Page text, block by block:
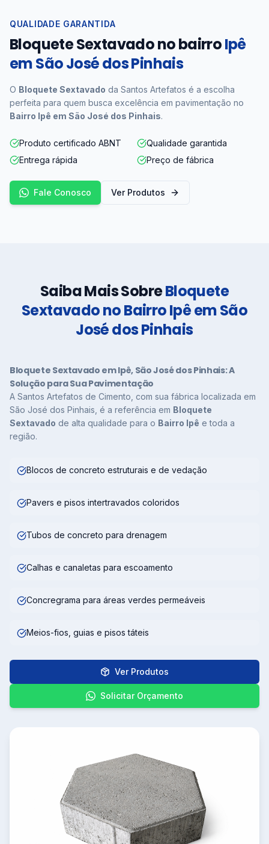
QUALIDADE GARANTIDA
Bloquete Sextavado no bairroIpê
em São José dos Pinhais
O Bloquete Sextavado da Santos Artefatos é a escolha
perfeita para quem busca excelência em pavimentação no
Bairro Ipê em São José dos Pinhais.
Produto certificado ABNT
Qualidade garantida
Entrega rápida
Preço de fábrica
Fale Conosco Ver Produtos
Saiba Mais SobreBloquete
Sextavado no Bairro Ipê em São
José dos Pinhais
Bloquete Sextavado em Ipê, São José dos Pinhais: A
Solução para Sua Pavimentação
A Santos Artefatos de Cimento, com sua fábrica localizada em
São José dos Pinhais, é a referência em Bloquete
Sextavado de alta qualidade para o Bairro Ipê e toda a
região.
Blocos de concreto estruturais e de vedação
Pavers e pisos intertravados coloridos
Tubos de concreto para drenagem
Calhas e canaletas para escoamento
Concregrama para áreas verdes permeáveis
Meios-fios, guias e pisos táteis
Ver Produtos
Solicitar Orçamento